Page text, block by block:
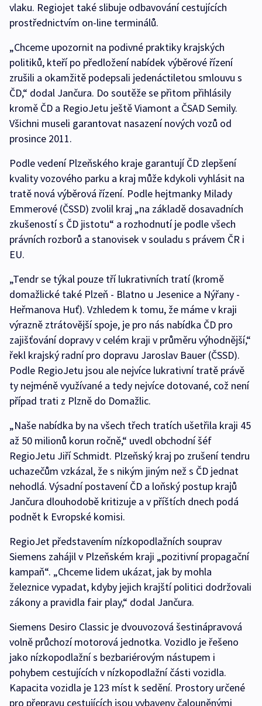
vlaku. Regiojet také slibuje odbavování cestujících
prostřednictvím on-line terminálů.
„Chceme upozornit na podivné praktiky krajských
politiků, kteří po předložení nabídek výběrové řízení
zrušili a okamžitě podepsali jedenáctiletou smlouvu s
ČD,“ dodal Jančura. Do soutěže se přitom přihlásily
kromě ČD a RegioJetu ještě Viamont a ČSAD Semily.
Všichni museli garantovat nasazení nových vozů od
prosince 2011.
Podle vedení Plzeňského kraje garantují ČD zlepšení
kvality vozového parku a kraj může kdykoli vyhlásit na
tratě nová výběrová řízení. Podle hejtmanky Milady
Emmerové (ČSSD) zvolil kraj „na základě dosavadních
zkušeností s ČD jistotu“ a rozhodnutí je podle všech
právních rozborů a stanovisek v souladu s právem ČR i
EU.
„Tendr se týkal pouze tří lukrativních tratí (kromě
domažlické také Plzeň - Blatno u Jesenice a Nýřany -
Heřmanova Huť). Vzhledem k tomu, že máme v kraji
výrazně ztrátovější spoje, je pro nás nabídka ČD pro
zajišťování dopravy v celém kraji v průměru výhodnější,“
řekl krajský radní pro dopravu Jaroslav Bauer (ČSSD).
Podle RegioJetu jsou ale nejvíce lukrativní tratě právě
ty nejméně využívané a tedy nejvíce dotované, což není
případ trati z Plzně do Domažlic.
„Naše nabídka by na všech třech tratích ušetřila kraji 45
až 50 milionů korun ročně,“ uvedl obchodní šéf
RegioJetu Jiří Schmidt. Plzeňský kraj po zrušení tendru
uchazečům vzkázal, že s nikým jiným než s ČD jednat
nehodlá. Výsadní postavení ČD a loňský postup krajů
Jančura dlouhodobě kritizuje a v příštích dnech podá
podnět k Evropské komisi.
RegioJet představením nízkopodlažních souprav
Siemens zahájil v Plzeňském kraji „pozitivní propagační
kampaň“. „Chceme lidem ukázat, jak by mohla
železnice vypadat, kdyby jejich krajští politici dodržovali
zákony a pravidla fair play,“ dodal Jančura.
Siemens Desiro Classic je dvouvozová šestinápravová
volně průchozí motorová jednotka. Vozidlo je řešeno
jako nízkopodlažní s bezbariérovým nástupem i
pohybem cestujících v nízkopodlažní části vozidla.
Kapacita vozidla je 123 míst k sedění. Prostory určené
pro přepravu cestujících jsou vybaveny čalouněnými